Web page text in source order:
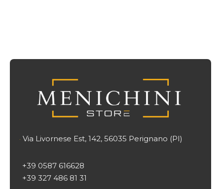
Via Livornese Est, 142, 56035 Perignano (PI)
+39 0587 616628
+39 327 486 81 31